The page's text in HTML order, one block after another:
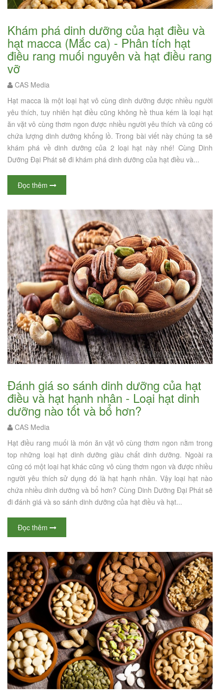
Khám phá dinh dưỡng của hạt điều và
hạt macca (Mắc ca) - Phân tích hạt
điều rang muối nguyên và hạt điều rang
vỡ
CAS Media
Hạt macca là một loại hạt vô cùng dinh dưỡng được nhiều người
yêu thích, tuy nhiên hạt điều cũng không hề thua kém là loại hạt
ăn vặt vô cùng thơm ngon được nhiều người yêu thích và cũng có
chứa lượng dinh dưỡng khổng lồ. Trong bài viết này chúng ta sẽ
khám phá về dinh dưỡng của 2 loại hạt này nhé! Cùng Dinh
Dưỡng Đại Phát sẽ đi khám phá dinh dưỡng của hạt điều và...
Đọc thêm
Đánh giá so sánh dinh dưỡng của hạt
điều và hạt hạnh nhân - Loại hạt dinh
dưỡng nào tốt và bổ hơn?
CAS Media
Hạt điều rang muối là món ăn vặt vô cùng thơm ngon nằm trong
top những loại hạt dinh dưỡng giàu chất dinh dưỡng. Ngoài ra
cũng có một loại hạt khác cũng vô cùng thơm ngon và được nhiều
người yêu thích sử dụng đó là hạt hạnh nhân. Vậy loại hạt nào
chứa nhiều dinh dưỡng và bổ hơn? Cùng Dinh Dưỡng Đại Phát sẽ
đi đánh giá và so sánh dinh dưỡng của hạt điều và hạt...
Đọc thêm